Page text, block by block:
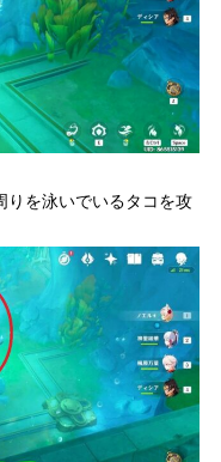
りを泳いでいるタコを攻